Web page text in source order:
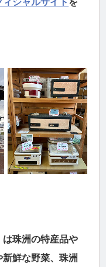
は珠洲の特産品や
鮮な野菜、珠洲